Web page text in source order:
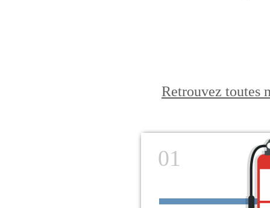
01
Retrouvez toutes